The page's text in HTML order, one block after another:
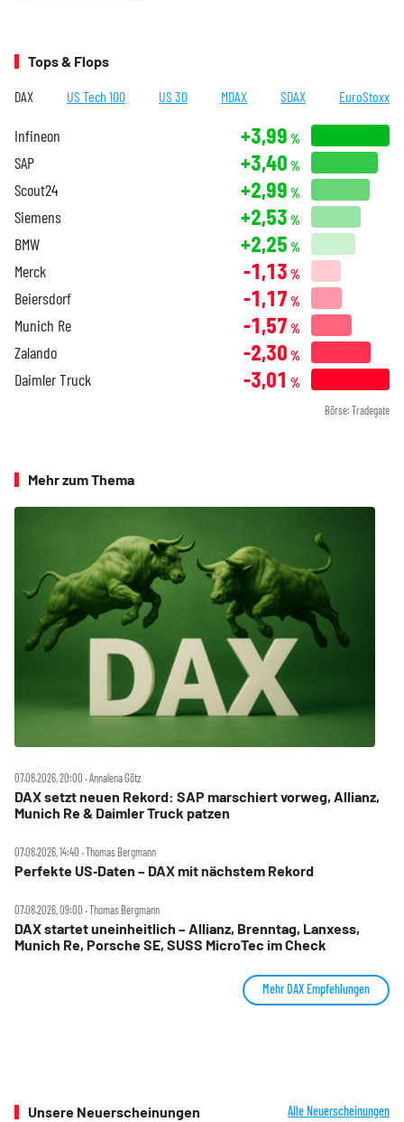
Tops & Flops
DAX US Tech 100 US 30 MDAX SDAX EuroStoxx
Infineon +3,99 %
SAP +3,40 %
Scout24 +2,99 %
Siemens +2,53 %
BMW +2,25 %
Merck -1,13 %
Beiersdorf -1,17 %
Munich Re -1,57 %
Zalando -2,30 %
Daimler Truck -3,01 %
Börse: Tradegate
Mehr zum Thema
07.08.2026, 20:00 ‧ Annalena Götz
DAX setzt neuen Rekord: SAP marschiert vorweg, Allianz,
Munich Re & Daimler Truck patzen
07.08.2026, 14:40 ‧ Thomas Bergmann
Perfekte US‑Daten – DAX mit nächstem Rekord
07.08.2026, 09:00 ‧ Thomas Bergmann
DAX startet uneinheitlich – Allianz, Brenntag, Lanxess,
Munich Re, Porsche SE, SUSS MicroTec im Check
Mehr DAX Empfehlungen
Unsere Neuerscheinungen Alle Neuerscheinungen